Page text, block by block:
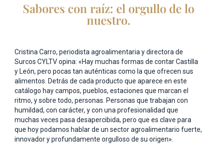
Sabores con raíz: el orgullo de lo
nuestro.
Cristina Carro, periodista agroalimentaria y directora de
Surcos CYLTV opina: «Hay muchas formas de contar Castilla
y León, pero pocas tan auténticas como la que ofrecen sus
alimentos. Detrás de cada producto que aparece en este
catálogo hay campos, pueblos, estaciones que marcan el
ritmo, y sobre todo, personas. Personas que trabajan con
humildad, con carácter, y con una profesionalidad que
muchas veces pasa desapercibida, pero que es clave para
que hoy podamos hablar de un sector agroalimentario fuerte,
innovador y profundamente orgulloso de su origen».